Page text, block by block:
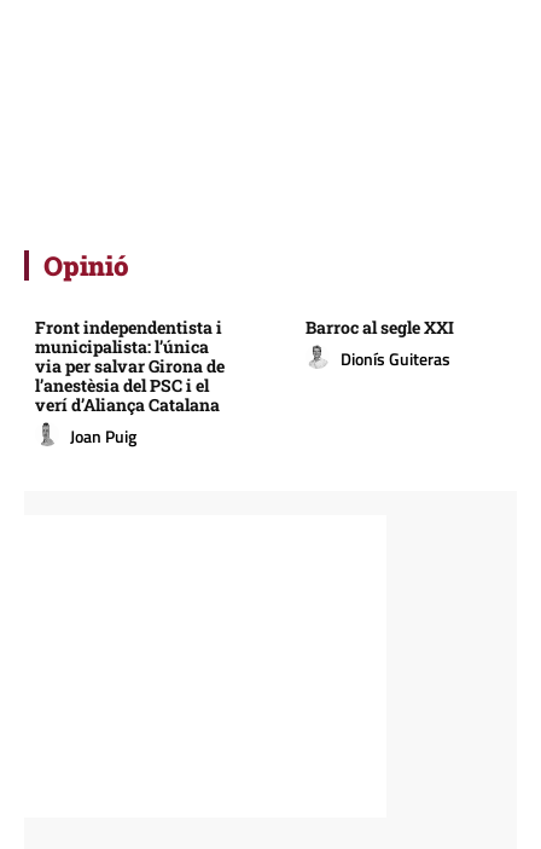
Opinió
Front independentista i
municipalista: l’única
via per salvar Girona de
l’anestèsia del PSC i el
verí d’Aliança Catalana
Joan Puig
Barroc al segle XXI
Dionís Guiteras